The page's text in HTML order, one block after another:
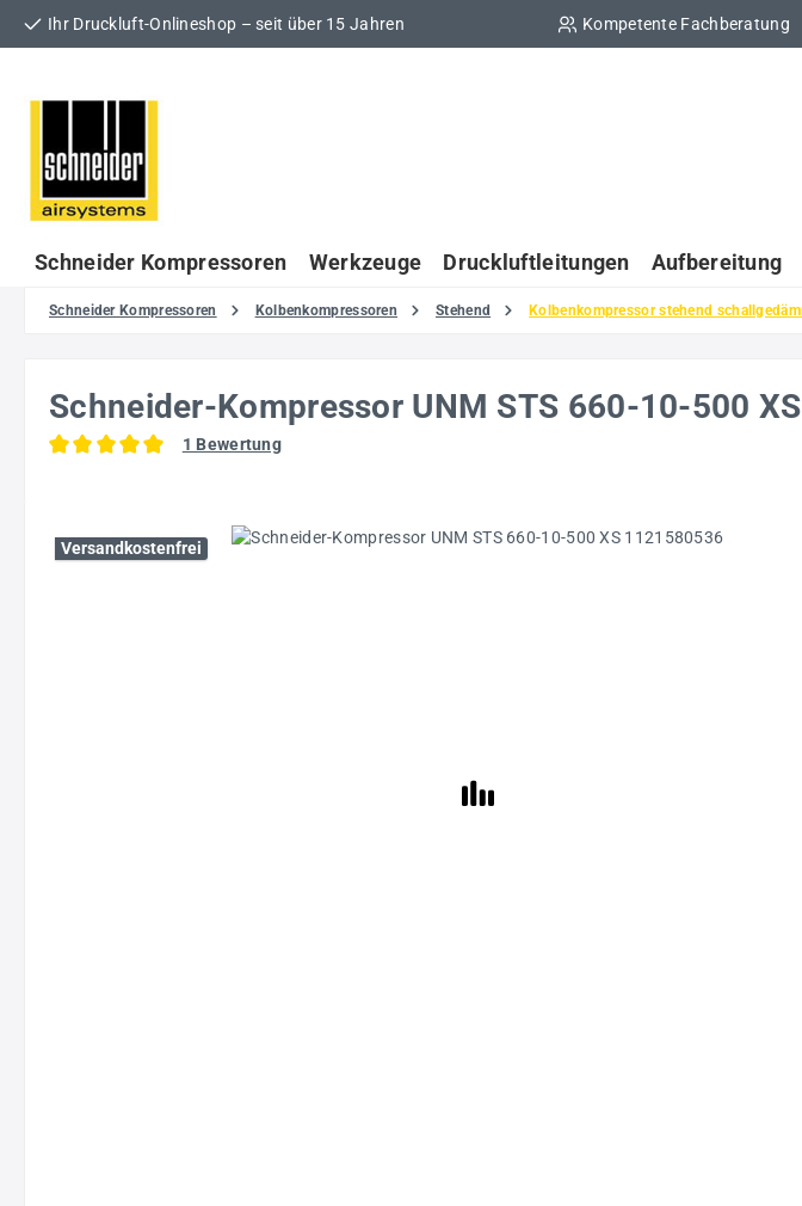
Hauptinhalt springen
Zur Suche springen
Zur Hauptnavigation springen
Ihr Druckluft-Onlineshop – seit über 15 Jahren Kompetente Fachberatung
Schneider Kompressoren Werkzeuge Druckluftleitungen Aufbereitung
Schneider Kompressoren Kolbenkompressoren Stehend Kolbenkompressor stehend
Schneider-Kompressor UNM STS 660-10-500
1 Bewertung
Bildergalerie überspringen
Versandkostenfrei